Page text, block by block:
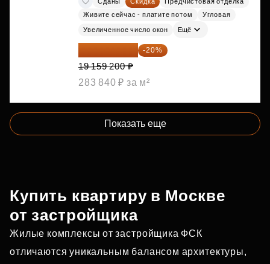
Живите сейчас - платите потом
Угловая
Увеличенное число окон Ещё
15 327 360 ₽ -20%
19 159 200 ₽
283 840 ₽ за м²
Показать еще
Купить квартиру в Москве
от застройщика
Жилые комплексы от застройщика ФСК
отличаются уникальным балансом архитектуры,